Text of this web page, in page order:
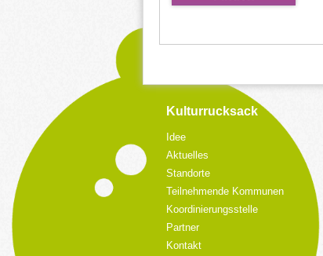
Kulturrucksack
Idee
Aktuelles
Standorte
Teilnehmende Kommunen
Koordinierungsstelle
Partner
Kontakt